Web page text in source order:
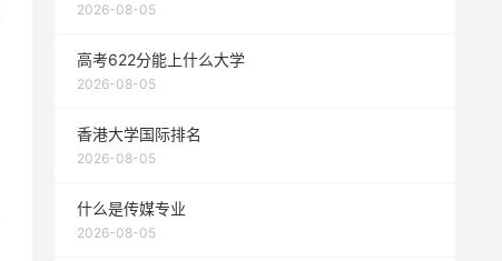
2026-08-05
高考622分能上什么大学
2026-08-05
香港大学国际排名
2026-08-05
什么是传媒专业
2026-08-05